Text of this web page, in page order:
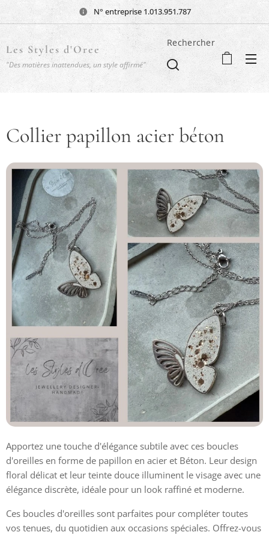
N° entreprise 1.013.951.787
Les Styles d'Oree
"Des matières inattendues, un style affirmé"
Rechercher
Collier papillon acier béton
Apportez une touche d'élégance subtile avec ces boucles
d'oreilles en forme de papillon en acier et Béton. Leur design
floral délicat et leur teinte douce illuminent le visage avec une
élégance discrète, idéale pour un look raffiné et moderne.
Ces boucles d'oreilles sont parfaites pour compléter toutes
vos tenues, du quotidien aux occasions spéciales. Offrez-vous